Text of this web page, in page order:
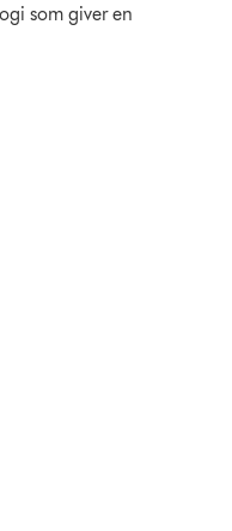
som giver en